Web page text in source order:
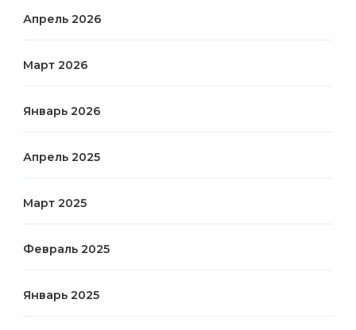
Апрель 2026
Март 2026
Январь 2026
Апрель 2025
Март 2025
Февраль 2025
Январь 2025